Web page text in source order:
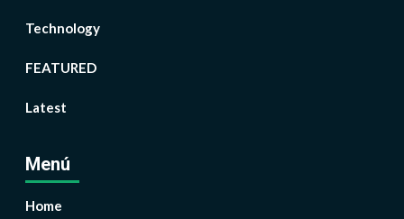
Technology
FEATURED
Latest
Menú
Home